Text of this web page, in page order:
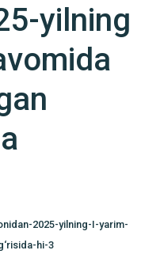
yilning
2025-yilning-I-yarim-
hi-3